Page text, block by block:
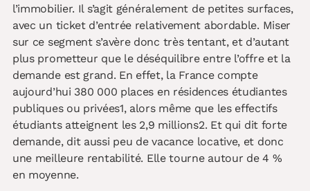
l’immobilier. Il s’agit généralement de petites surfaces,
avec un ticket d’entrée relativement abordable. Miser
sur ce segment s’avère donc très tentant, et d’autant
plus prometteur que le déséquilibre entre l’offre et la
demande est grand. En effet, la France compte
aujourd’hui 380 000 places en résidences étudiantes
publiques ou privées1, alors même que les effectifs
étudiants atteignent les 2,9 millions2. Et qui dit forte
demande, dit aussi peu de vacance locative, et donc
une meilleure rentabilité. Elle tourne autour de 4 %
en moyenne.